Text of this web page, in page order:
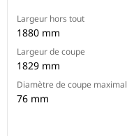
Largeur hors tout
1880 mm
Largeur de coupe
1829 mm
Diamètre de coupe maximal
76 mm